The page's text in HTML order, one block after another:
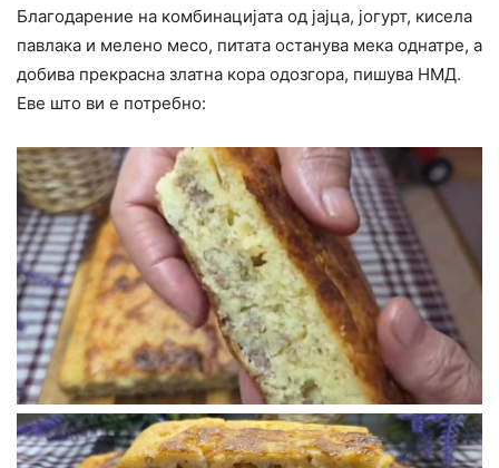
Благодарение на комбинацијата од јајца, јогурт, кисела
павлака и мелено месо, питата останува мека однатре, а
добива прекрасна златна кора одозгора, пишува НМД.
Еве што ви е потребно: